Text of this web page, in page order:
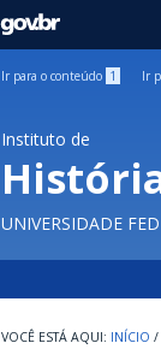
GOVBR
Ir para o conteúdo 1 Ir
Instituto de
UNIVERSIDADE
INÍCIO /